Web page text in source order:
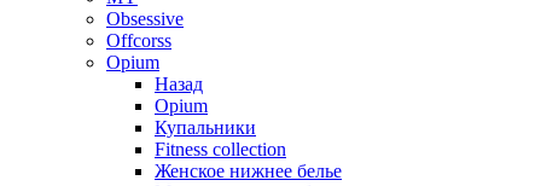
Obsessive
Offcorss
Opium
Назад
Opium
Купальники
Fitness collection
Женское нижнее белье